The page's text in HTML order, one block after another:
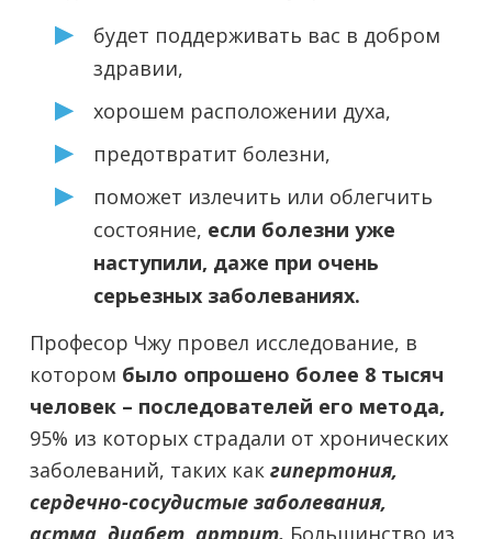
будет поддерживать вас в добром
здравии,
хорошем расположении духа,
предотвратит болезни,
поможет излечить или облегчить
состояние, если болезни уже
наступили, даже при очень
серьезных заболеваниях.
Професор Чжу провел исследование, в
котором было опрошено более 8 тысяч
человек – последователей его метода,
95% из которых страдали от хронических
заболеваний, таких как гипертония,
сердечно-сосудистые заболевания,
астма, диабет, артрит. Большинство из